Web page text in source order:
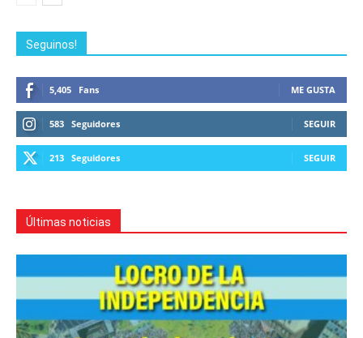
Seguinos!
5,405 Fans ME GUSTA
583 Seguidores SEGUIR
213 Seguidores SEGUIR
Últimas noticias